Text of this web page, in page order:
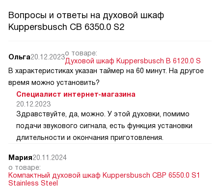
Вопросы и ответы на духовой шкаф
Kuppersbusch CB 6350.0 S2
Ольга20.12.2023о товаре:
Духовой шкаф Kuppersbusch B 6120.0 S
В характеристиках указан таймер на 60 минут. На другое
время можно установить?
Специалист интернет-магазина
20.12.2023
Здравствуйте, да, можно. У этой духовки, помимо
подачи звукового сигнала, есть функция установки
длительности и окончания приготовления.
Мария20.11.2024
о товаре:
Компактный духовой шкаф Kuppersbusch CBP 6550.0 S1
Stainless Steel